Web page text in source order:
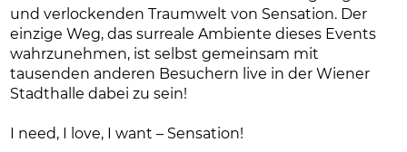
und verlockenden Traumwelt von Sensation. Der
einzige Weg, das surreale Ambiente dieses Events
wahrzunehmen, ist selbst gemeinsam mit
tausenden anderen Besuchern live in der Wiener
Stadthalle dabei zu sein!
I need, I love, I want – Sensation!